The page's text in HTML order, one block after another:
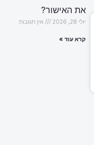
את האישור?
יולי 28, 2026 אין תגובות
קרא עוד »